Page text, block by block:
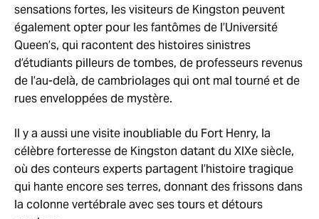
sensations fortes, les visiteurs de Kingston peuvent
également opter pour les fantômes de l’Université
Queen’s, qui racontent des histoires sinistres
d’étudiants pilleurs de tombes, de professeurs revenus
de l’au-delà, de cambriolages qui ont mal tourné et de
rues enveloppées de mystère.
Il y a aussi une visite inoubliable du Fort Henry, la
célèbre forteresse de Kingston datant du XIXe siècle,
où des conteurs experts partagent l’histoire tragique
qui hante encore ses terres, donnant des frissons dans
la colonne vertébrale avec ses tours et détours